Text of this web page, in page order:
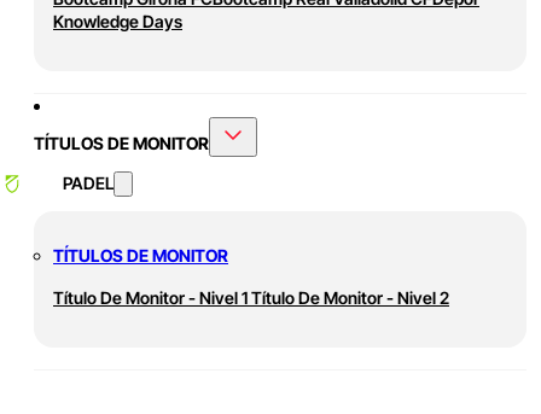
Knowledge Days
TÍTULOS DE MONITOR
PADEL
TÍTULOS DE MONITOR
Título De Monitor - Nivel 1Título De Monitor - Nivel 2